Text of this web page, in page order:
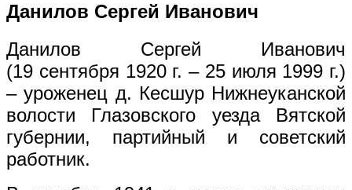
Данилов Сергей Иванович
Данилов Сергей Иванович
(19 сентября 1920 г. – 25 июля 1999 г.)
– уроженец д. Кесшур Нижнеуканской
волости Глазовского уезда Вятской
губернии, партийный и советский
работник.